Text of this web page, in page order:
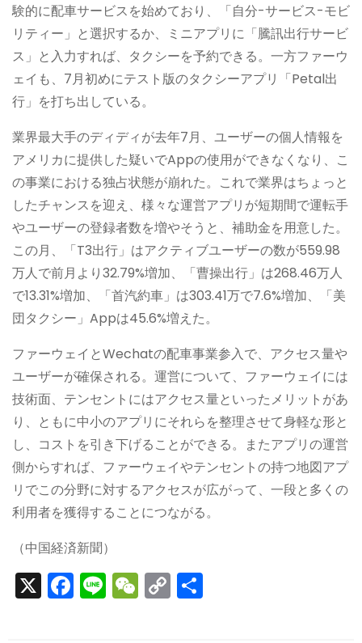
験的に配車サービスを始めており、「自分-サービス-モビ
リティー」と選択するか、ミニアプリに「騰訊出行サービ
ス」と入力すれば、タクシーを予約できる。一方ファーウ
ェイも、7月初めにテスト版のタクシーアプリ「Petal出
行」を打ち出している。
業界最大手のディディが去年7月、ユーザーの個人情報を
アメリカに提供した疑いでAppの使用ができなくなり、こ
の事業における独占状態が崩れた。これで業界はちょっと
したチャンスを迎え、様々な運営アプリが短期間で運転手
やユーザーの登録者数を増やそうと、補助金を用意した。
この月、「T3出行」はアクティブユーザーの数が559.98
万人で前月より32.79%増加、「曹操出行」は268.46万人
で13.31%増加、「首汽約車」は303.41万で7.6%増加、「美
団タクシー」Appは45.6%増えた。
ファーウェイとWechatの配車事業参入で、アクセス量や
ユーザーが確保される。運営について、ファーウェイには
技術面、テンセントにはアクセス量といったメリットがあ
り、ともに中小のアプリにそれらを整理させて身軽な形と
し、コストを引き下げることができる。またアプリの運営
側からすれば、ファーウェイやテンセントの持つ地図アプ
リでこの分野に対するアクセスが広がって、一段と多くの
利用者を獲得することにつながる。
（中国経済新聞）
X F
a
Li
n
W
e
C
o